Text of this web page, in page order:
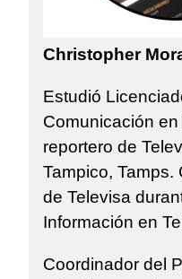
Christopher
Estudió
Comunicación
reportero de
Tampico, Tamps.
de Televisa
Información en
Coordinador del